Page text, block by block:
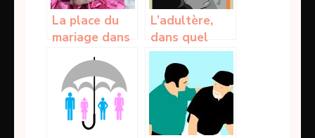
La place du
mariage dans
la société
actuelle!
L’adultère,
dans quel
condition
n’est elle pas
considérée?